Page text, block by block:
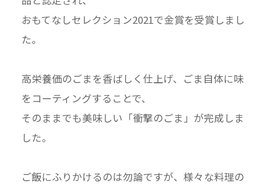
おもてなしセレクション2021で金賞を受賞しまし
た。
高栄養価のごまを香ばしく仕上げ、ごま自体に味
をコーティングすることで、
そのままでも美味しい「衝撃のごま」が完成しま
した。
ご飯にふりかけるのは勿論ですが、様々な料理の